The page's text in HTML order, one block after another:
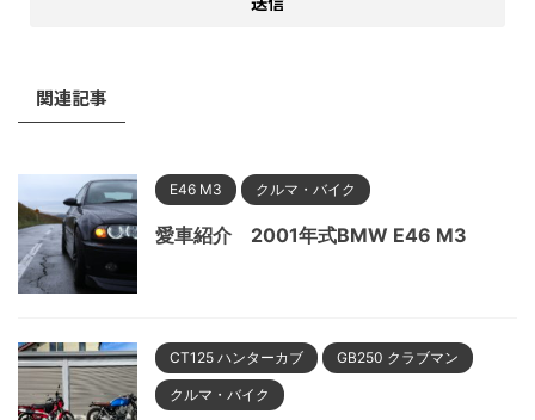
関連記事
E46 M3 クルマ・バイク
愛車紹介 2001年式BMW E46 M3
CT125 ハンターカブ GB250 クラブマン
クルマ・バイク